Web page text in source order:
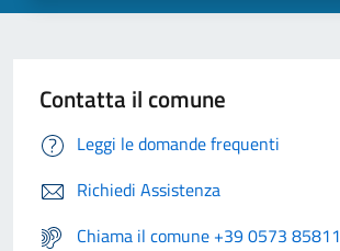
Contatta il comune
Leggi le domande frequenti
Richiedi Assistenza
Chiama il comune +39 0573 85811